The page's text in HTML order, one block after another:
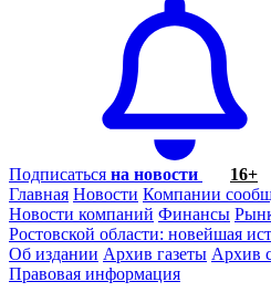
Подписаться на новости
16+
Главная Новости Компании
Новости компаний Финансы
Ростовской области: новейшая
Об издании Архив газеты Архив
Правовая информация